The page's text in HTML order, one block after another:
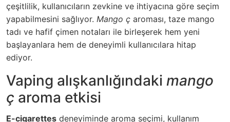
çeşitlilik, kullanıcıların zevkine ve ihtiyacına göre seçim
yapabilmesini sağlıyor. Mango ç aroması, taze mango
tadı ve hafif çimen notaları ile birleşerek hem yeni
başlayanlara hem de deneyimli kullanıcılara hitap
ediyor.
Vaping alışkanlığındaki mango
ç aroma etkisi
E-cigarettes deneyiminde aroma seçimi, kullanım